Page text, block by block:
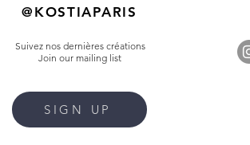
@KOSTIAPARIS
Suivez nos dernières créations
Join our mailing list
SIGN UP